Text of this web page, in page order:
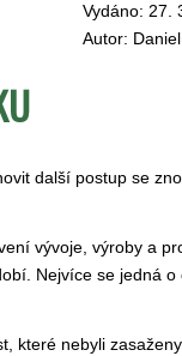
Vydáno: 27.
Autor:
další postup se
vývoje, výroby a
Nejvíce se jedná
které nebyli